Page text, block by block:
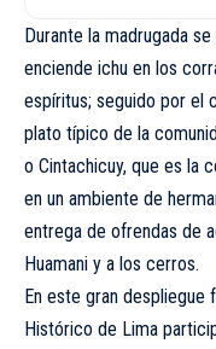
Durante la madrugada
enciende ichu en los
espíritus; seguido por el
plato típico de la
o Cintachicuy, que es la
en un ambiente de
entrega de ofrendas de
Huamani y a los cerros.
En este gran despliegue
Histórico de Lima